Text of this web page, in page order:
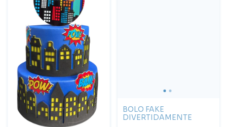
BOLO FAKE
DIVERTIDAMENTE